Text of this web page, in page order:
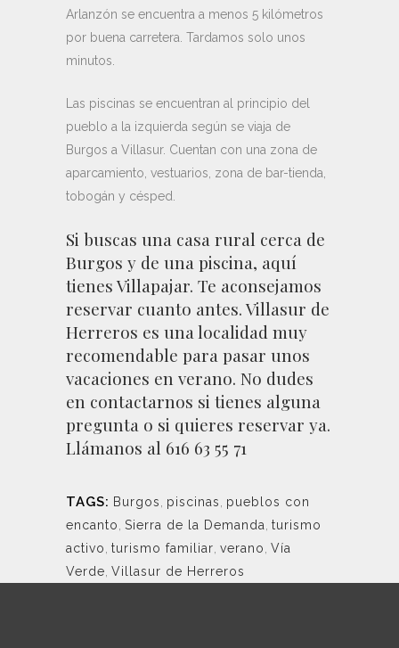
Arlanzón se encuentra a menos 5 kilómetros
por buena carretera. Tardamos solo unos
minutos.
Las piscinas se encuentran al principio del
pueblo a la izquierda según se viaja de
Burgos a Villasur. Cuentan con una zona de
aparcamiento, vestuarios, zona de bar-tienda,
tobogán y césped.
Si buscas una casa rural cerca de
Burgos y de una piscina, aquí
tienes Villapajar. Te aconsejamos
reservar cuanto antes.Villasur de
Herreros es una localidad muy
recomendable para pasar unos
vacaciones en verano. No dudes
en contactarnos si tienes alguna
pregunta o si quieres reservar ya.
Llámanos al 616 63 55 71
TAGS: Burgos piscinas
pueblos con
encanto Sierra de la Demanda turismo
activo turismo familiar verano Vía
Verde Villasur de Herreros